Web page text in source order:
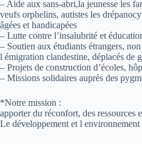
– Aide aux sans-abri,la jeunesse les
veufs orphelins, autistes les
âgées et handicapées
– Lutte contre l’insalubrité et
– Soutien aux étudiants étrangers,
l émigration clandestine, déplacés de
– Projets de construction d’écoles,
– Missions solidaires auprès des
*Notre mission :
apporter du réconfort, des ressources
Le développement et l environnement